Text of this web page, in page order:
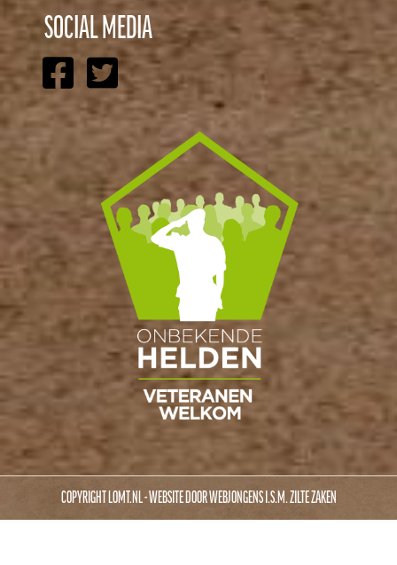
SOCIAL MEDIA
COPYRIGHT LOMT.NL - WEBSITE DOORWEBJONGENSI.S.M.ZILTE ZAKEN